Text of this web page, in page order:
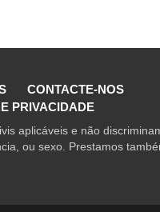
CONTACTE-NOS
PRIVACIDADE
aplicáveis e não
ou sexo. Prestamos